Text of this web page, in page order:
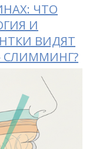
ЧТО
И
ВИДЯТ
СЛИММИНГ?